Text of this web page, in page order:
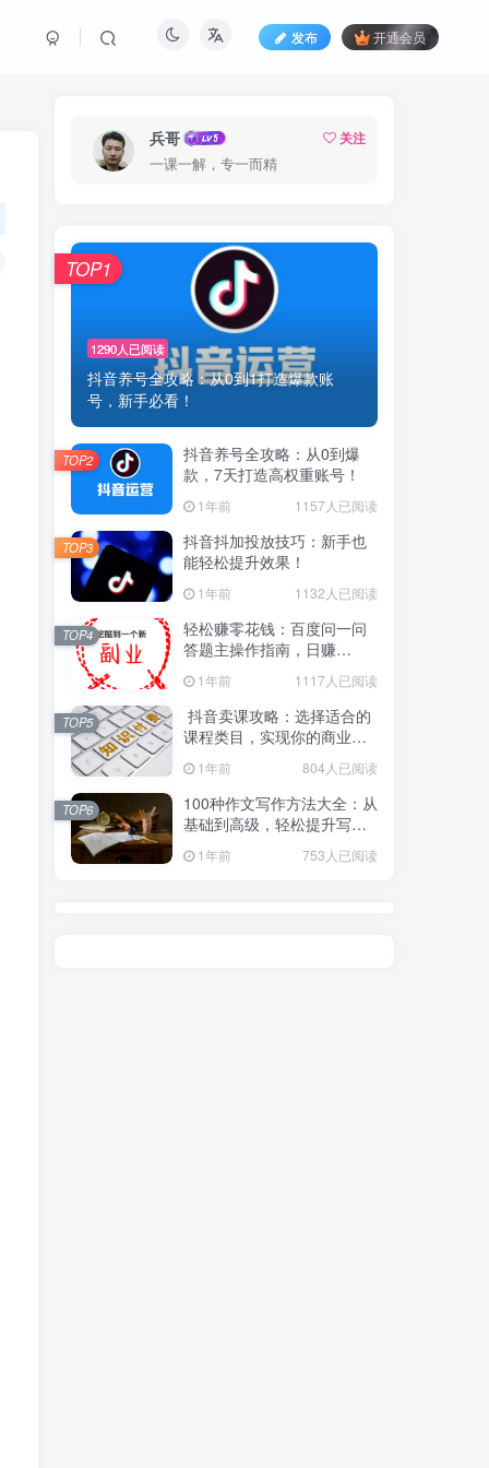
发布 开通会员
兵哥
关注
一课一解，专一而精
1290人已阅读
抖音养号全攻略：从0到1打造爆款账
号，新手必看！
TOP1
抖音养号全攻略：从0到爆
款，7天打造高权重账号！
1年前 1157人已阅读
TOP2
抖音抖加投放技巧：新手也
能轻松提升效果！
1年前 1132人已阅读
TOP3
轻松赚零花钱：百度问一问
答题主操作指南，日赚
1年前 1117人已阅读
TOP4
抖音卖课攻略：选择适合的
课程类目，实现你的商业价
1年前 804人已阅读
TOP5
100种作文写作方法大全：从
基础到高级，轻松提升写作
1年前 753人已阅读
TOP6